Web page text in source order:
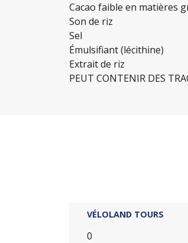
Cacao faible en matières
Son de riz
Sel
Émulsifiant (lécithine)
Extrait de riz
PEUT CONTENIR DES
VÉLOLAND TOURS
0